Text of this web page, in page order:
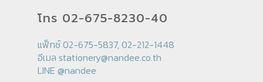
โทร 02-675-8230-40
แฟ็กซ์ 02-675-5837, 02-212-1448
อีเมล stationery@nandee.co.th
LINE @nandee